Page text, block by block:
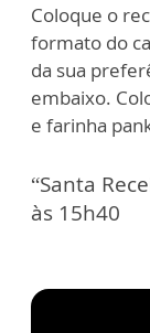
Coloque o
formato do
da sua
embaixo.
e farinha
“Santa
às 15h40